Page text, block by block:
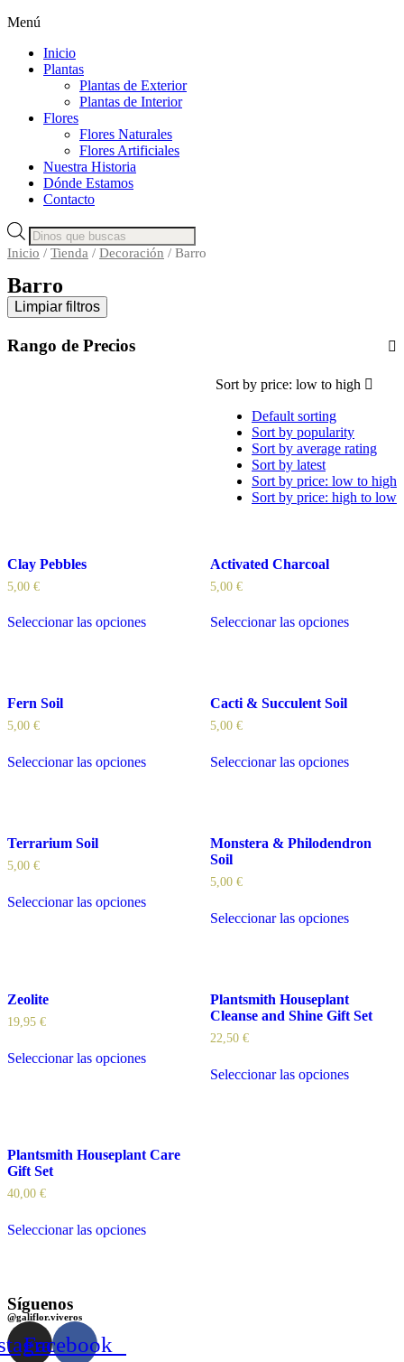
Menú
Inicio
Plantas
Plantas de Exterior
Plantas de Interior
Flores
Flores Naturales
Flores Artificiales
Nuestra Historia
Dónde Estamos
Contacto
Búsqueda
de
productos
Inicio / Tienda / Decoración / Barro
Barro
Limpiar filtros
Rango de Precios
Sort by price: low to high
Default sorting
Sort by popularity
Sort by average rating
Sort by latest
Sort by price: low to high
Sort by price: high to low
Clay Pebbles
5,00 €
Seleccionar las opciones
Activated Charcoal
5,00 €
Seleccionar las opciones
Fern Soil
5,00 €
Seleccionar las opciones
Cacti & Succulent Soil
5,00 €
Seleccionar las opciones
Terrarium Soil
5,00 €
Seleccionar las opciones
Monstera & Philodendron
Soil
5,00 €
Seleccionar las opciones
Zeolite
19,95 €
Seleccionar las opciones
Plantsmith Houseplant
Cleanse and Shine Gift Set
22,50 €
Seleccionar las opciones
Plantsmith Houseplant Care
Gift Set
40,00 €
Seleccionar las opciones
Síguenos
@galiflor.viveros
Facebook